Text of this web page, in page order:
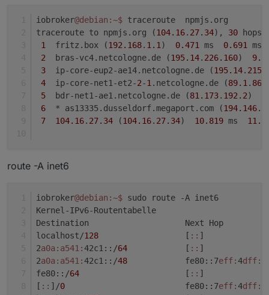
* * *
21  * * *
* *
*
* *
* *
*
* *
* *
*
* *
* *
*
iobroker@debian :~$ traceroute  npmjs.org
traceroute to npmjs.org (104.16. 27.34), 30 hops
1
  fritz.box (
192.168. 1.1 ) 0.471 ms 0.691
2
  bras-vc4.netcologne.de (
195.14. 226.160)
3
  ip-core-eup2-ae14.netcologne.de (
195.14.
4
  ip-core-net1-et2-
2-1 .netcologne.de (89.1 .
5
  bdr-net1-ae1.netcologne.de (
81.173. 192.2)
6
  * as13335.dusseldorf.megaport.com (
194.146.
7
104.16. 27.34 (104.16. 27.34) 10.819 ms
route -A inet6
iobroker@debian :~$ sudo route -A inet6
Kernel-IPv6-Routentabelle
Destination                    Next Hop
localhost/128
                  [
: : ]
2a0a: a541:42c1::/64
            [
: : ]
2a0a: a541:42c1::/48
            fe80::7
eff:4dff:
fe80::/64
                      [
: : ]
[ : : ]/0
                         fe80::7
eff:4dff: